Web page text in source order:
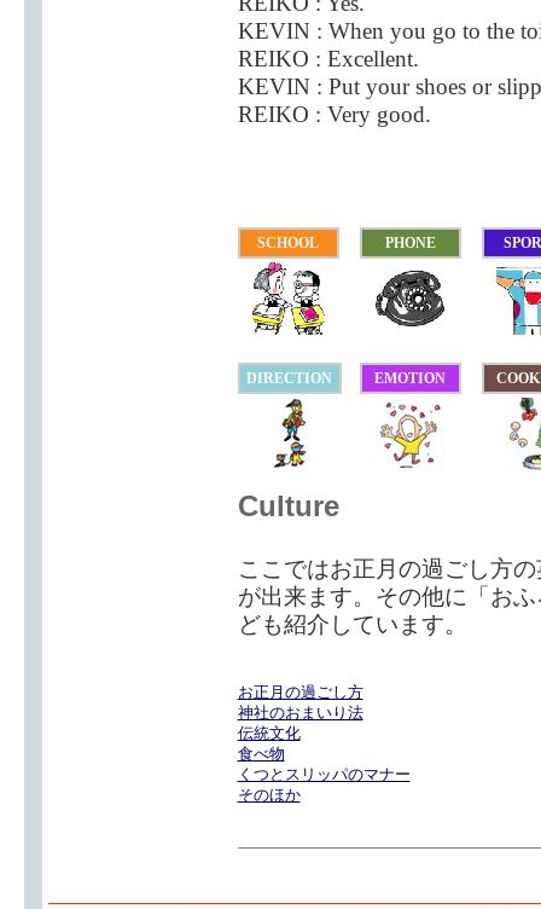
KEVIN : When you go to the
REIKO : Excellent.
KEVIN : Put your shoes or
REIKO : Very good.
SCHOOL PHONE
DIRECTION EMOTION
Culture
ここではお正月の過ごし方
が出来ます。その他に「お
ども紹介しています。
お正月の過ごし方
神社のおまいり法
伝統文化
食べ物
くつとスリッパのマナー
そのほか